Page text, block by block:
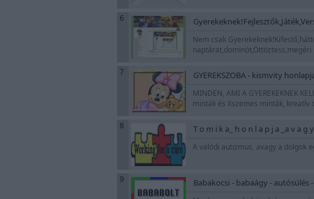
6
Nem csak
naptárat,dominót,Öttöztess,megéri
7 GYEREKSZOBA - kismvity
MINDEN, AMI A GYEREKEKNEK
minták és Xszemes minták, kreatív
8 T o m i k a_ h o n l a p j a _a v a g
A valódi autizmus, avagy a dolgok
9 Babakocsi - babaágy - autósülés